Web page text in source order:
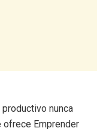
nunca
ofrece Emprender